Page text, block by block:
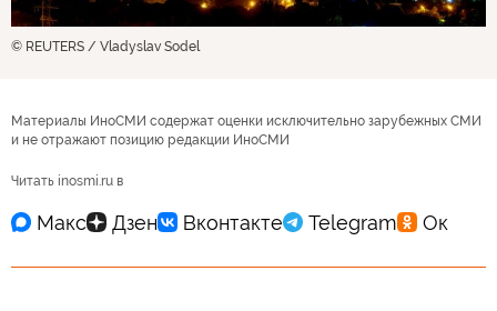
© REUTERS / Vladyslav Sodel
Материалы ИноСМИ содержат оценки исключительно зарубежных СМИ
и не отражают позицию редакции ИноСМИ
Читать inosmi.ru в